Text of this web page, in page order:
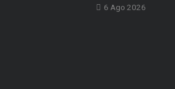
6 Ago 2026